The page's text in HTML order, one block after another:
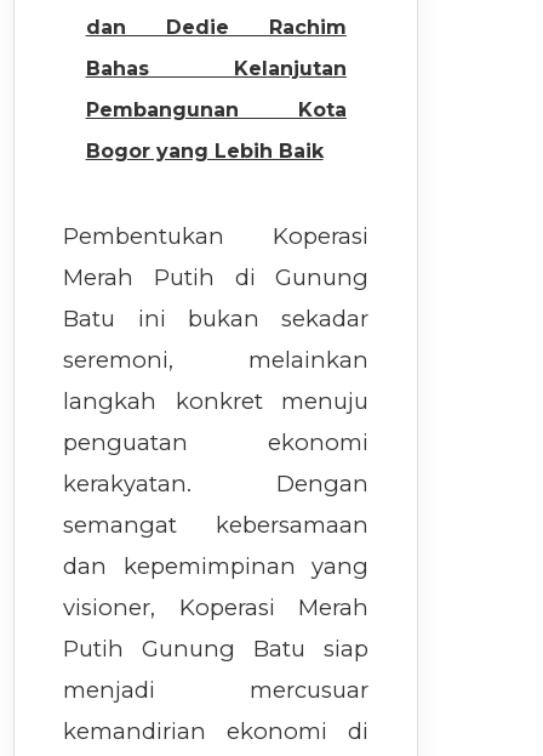
dan Dedie Rachim
Bahas Kelanjutan
Pembangunan Kota
Bogor yang Lebih Baik
Pembentukan Koperasi
Merah Putih di Gunung
Batu ini bukan sekadar
seremoni, melainkan
langkah konkret menuju
penguatan ekonomi
kerakyatan. Dengan
semangat kebersamaan
dan kepemimpinan yang
visioner, Koperasi Merah
Putih Gunung Batu siap
menjadi mercusuar
kemandirian ekonomi di